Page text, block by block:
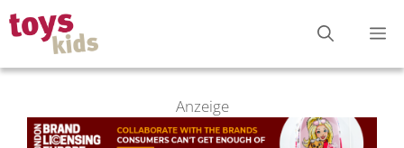
Zum
Inhalt
springen
Anzeige